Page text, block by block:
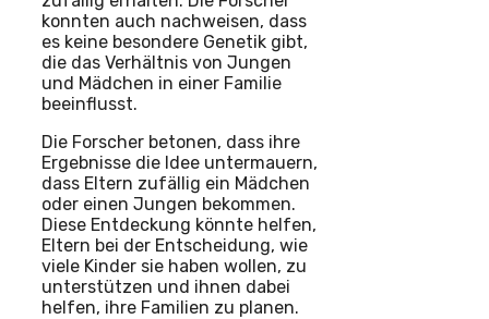
konnten auch nachweisen, dass
es keine besondere Genetik gibt,
die das Verhältnis von Jungen
und Mädchen in einer Familie
beeinflusst.
Die Forscher betonen, dass ihre
Ergebnisse die Idee untermauern,
dass Eltern zufällig ein Mädchen
oder einen Jungen bekommen.
Diese Entdeckung könnte helfen,
Eltern bei der Entscheidung, wie
viele Kinder sie haben wollen, zu
unterstützen und ihnen dabei
helfen, ihre Familien zu planen.